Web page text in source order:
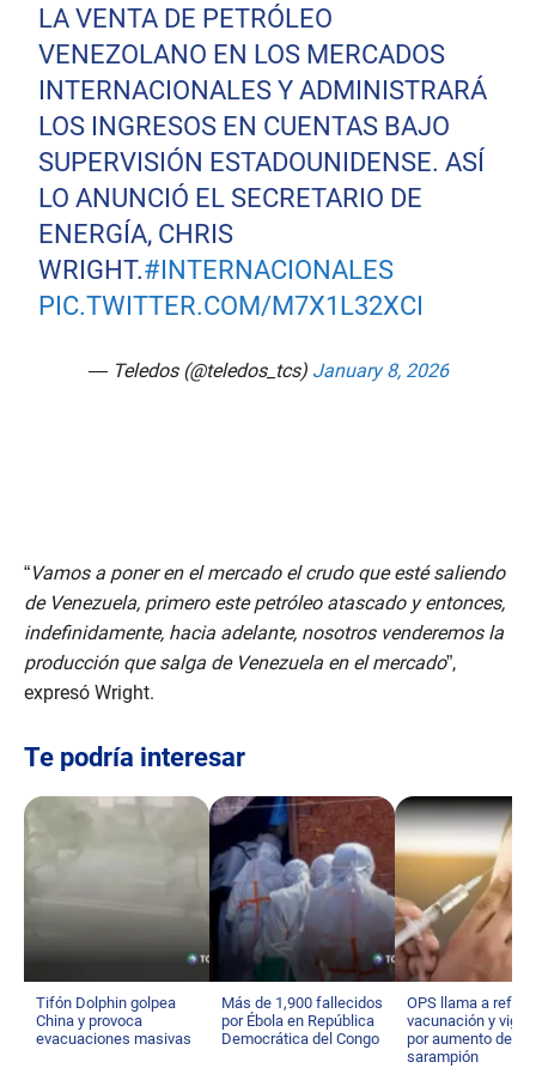
LA VENTA DE PETRÓLEO
VENEZOLANO EN LOS MERCADOS
INTERNACIONALES Y ADMINISTRARÁ
LOS INGRESOS EN CUENTAS BAJO
SUPERVISIÓN ESTADOUNIDENSE. ASÍ
LO ANUNCIÓ EL SECRETARIO DE
ENERGÍA, CHRIS
WRIGHT.#INTERNACIONALES
PIC.TWITTER.COM/M7X1L32XCI
— Teledos (@teledos_tcs) January 8, 2026
“Vamos a poner en el mercado el crudo que esté saliendo
de Venezuela, primero este petróleo atascado y entonces,
indefinidamente, hacia adelante, nosotros venderemos la
producción que salga de Venezuela en el mercado”,
expresó Wright.
Te podría interesar
Tifón Dolphin golpea
China y provoca
evacuaciones masivas
Más de 1,900 fallecidos
por Ébola en República
Democrática del Congo
OPS llama a
vacunación y
por aumento de
sarampión